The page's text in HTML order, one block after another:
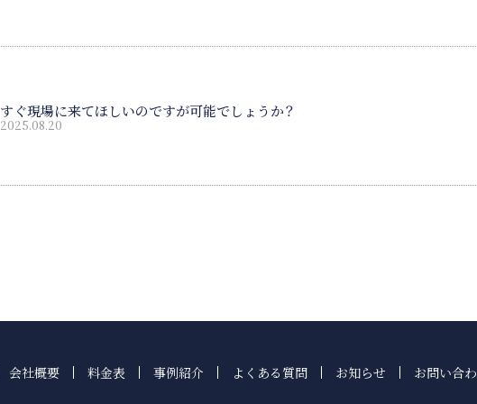
すぐ現場に来てほしいのですが可能でしょうか？
2025.08.20
会社概要 料金表 事例紹介 よくある質問 お知らせ お問い合